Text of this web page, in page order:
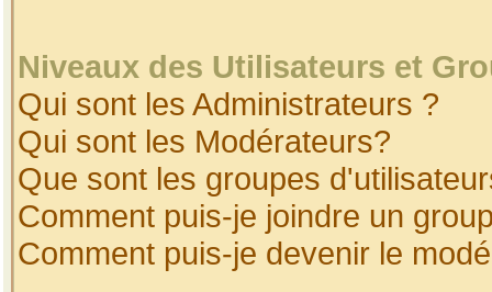
Niveaux des Utilisateurs et
Qui sont les Administrateurs ?
Qui sont les Modérateurs?
Que sont les groupes
Comment puis-je joindre un
Comment puis-je devenir le